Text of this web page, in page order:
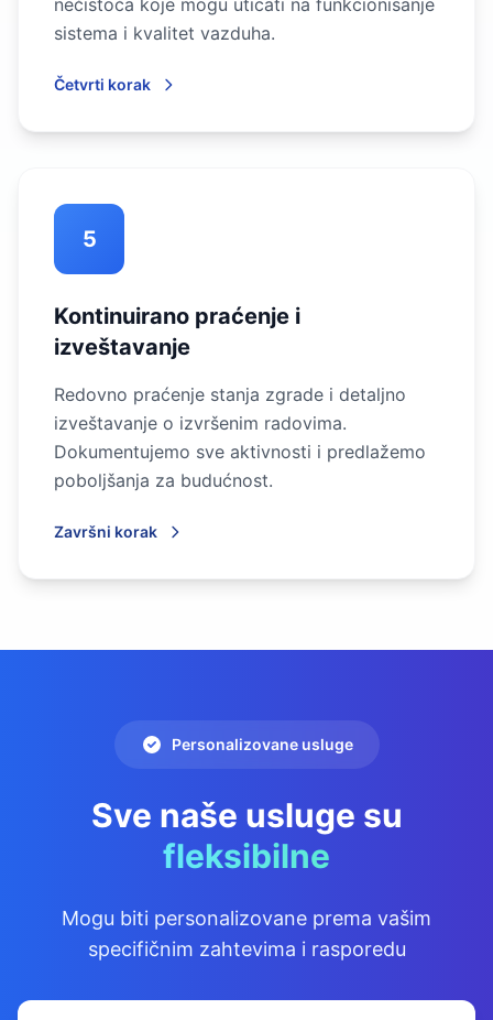
nečistoća koje mogu uticati na funkcionisanje
sistema i kvalitet vazduha.
Četvrti korak
5
Kontinuirano praćenje i
izveštavanje
Redovno praćenje stanja zgrade i detaljno
izveštavanje o izvršenim radovima.
Dokumentujemo sve aktivnosti i predlažemo
poboljšanja za budućnost.
Završni korak
Personalizovane usluge
Sve naše usluge su
fleksibilne
Mogu biti personalizovane prema vašim
specifičnim zahtevima i rasporedu